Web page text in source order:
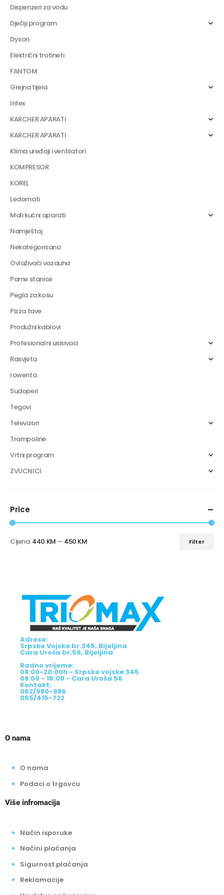
Dispenzeri za vodu
Dječiji program
Dyson
Električni trotineti
FANTOM
Grejna tijela
Intex
KARCHER APARATI
KARCHER APARATI
Klima uređaji i ventilatori
KOMPRESOR
KOREL
Ledomati
Mali kućni aparati
Namještaj
Nekategorisano
Ovlaživači vazduha
Parne stanice
Pegla za kosu
Pizza tave
Produžni kablovi
Profesionalni usisivaci
Rasvjeta
rowenta
Sudoperi
Tegovi
Televizori
Trampoline
Vrtni program
ZVUCNICI
Price
Filter
Cijena:440 KM — 450 KM
Adrese:
Srpske Vojske br.345, Bijeljina
Cara Uroša br.56, Bijeljina
Radno vrijeme:
08:00-20:00h - Srpske vojske 345
08:00 - 16:00 - Cara Uroša 56
Kontakt:
062/980-986
055/415-722
O nama
O nama
Podaci o trgovcu
Više infromacija
Način isporuke
Načini plaćanja
Sigurnost plaćanja
Reklamacije